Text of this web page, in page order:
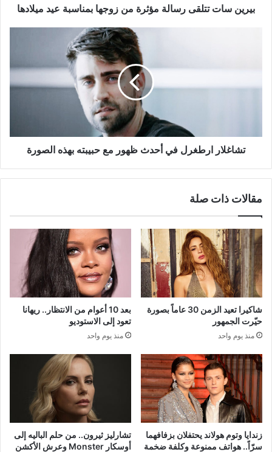
ميلادها
بيرين سات تتلقى رسالة مؤثرة من زوجها بمناسبة عيد ميلادها
الصورة
تشاغلار ارطغرل في أحدث ظهور مع حبيبته بهذه الصورة
مقالات ذات صلة
شاكيرا تعيد الزمن 30 عاماً بصورة
حيّرت الجمهور
منذ يوم واحد
بعد 10 أعوام من الانتظار.. ريهانا
تعود إلى الاستوديو
منذ يوم واحد
زندايا وتوم هولاند يحتفلان بزفافهما
سرّاً.. هواتف ممنوعة وكلفة ضخمة
تشارليز ثيرون.. من حلم الباليه إلى
أوسكار Monster وعرش الأكشن